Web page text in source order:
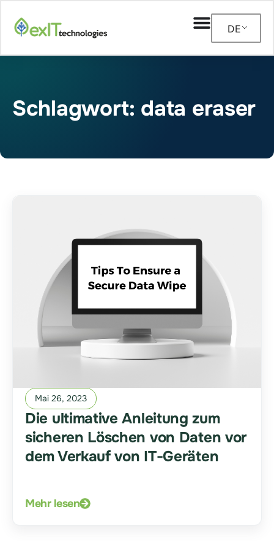
DE
Schlagwort: data eraser
Mai 26, 2023
Die ultimative Anleitung zum
sicheren Löschen von Daten vor
dem Verkauf von IT-Geräten
Mehr lesen